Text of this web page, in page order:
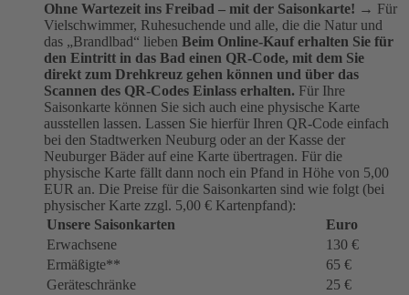
Ohne Wartezeit ins Freibad – mit der Saisonkarte! → Für
Vielschwimmer, Ruhesuchende und alle, die die Natur und
das „Brandlbad“ lieben Beim Online-Kauf erhalten Sie für
den Eintritt in das Bad einen QR-Code, mit dem Sie
direkt zum Drehkreuz gehen können und über das
Scannen des QR-Codes Einlass erhalten. Für Ihre
Saisonkarte können Sie sich auch eine physische Karte
ausstellen lassen. Lassen Sie hierfür Ihren QR-Code einfach
bei den Stadtwerken Neuburg oder an der Kasse der
Neuburger Bäder auf eine Karte übertragen. Für die
physische Karte fällt dann noch ein Pfand in Höhe von 5,00
EUR an. Die Preise für die Saisonkarten sind wie folgt (bei
physischer Karte zzgl. 5,00 € Kartenpfand):
Unsere Saisonkarten
Euro
Erwachsene
130 €
Ermäßigte**
65 €
Geräteschränke
25 €